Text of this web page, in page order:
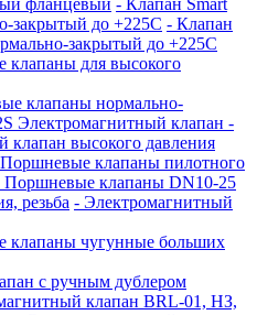
закрытый до +225С - Клапан
закрытый до +225С
клапаны для высокого
клапаны нормально-
Электромагнитный клапан -
клапан высокого давления
клапаны пилотного
Поршневые клапаны DN10-25
резьба - Электромагнитный
клапаны чугунные больших
с ручным дублером
клапан BRL-01, НЗ,